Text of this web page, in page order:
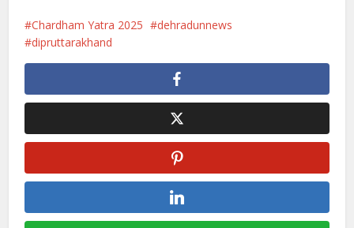
Chardham Yatra 2025
dehradunnews
dipruttarakhand